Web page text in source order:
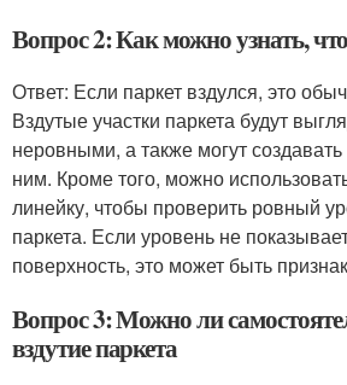
Вопрос 2: Как можно узнать,
Ответ: Если паркет вздулся, это
Вздутые участки паркета будут
неровными, а также могут
ним. Кроме того, можно
линейку, чтобы проверить ровный
паркета. Если уровень не
поверхность, это может быть
Вопрос 3: Можно ли
вздутие паркета